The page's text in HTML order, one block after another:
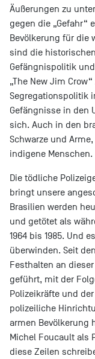
Äußerungen zu
gegen die „Gefahr“
Bevölkerung für die
sind die
Gefängnispolitik
„The New Jim
Segregationspolitik
Gefängnisse in den
sich. Auch in den
Schwarze und
indigene Menschen.
Die tödliche
bringt unsere
Brasilien werden
und getötet als
1964 bis 1985. Und
überwinden. Seit
Festhalten an
geführt, mit der
Polizeikräfte und
polizeiliche
armen Bevölkerung
Michel Foucault als
diese Zeilen